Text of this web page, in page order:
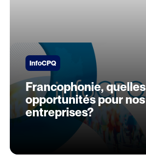
InfoCPQ
Francophonie, quelles
opportunités pour nos
entreprises?